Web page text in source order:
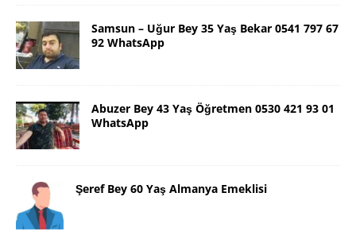
Samsun – Uğur Bey 35 Yaş Bekar 0541 797 67
92 WhatsApp
Abuzer Bey 43 Yaş Öğretmen 0530 421 93 01
WhatsApp
Şeref Bey 60 Yaş Almanya Emeklisi